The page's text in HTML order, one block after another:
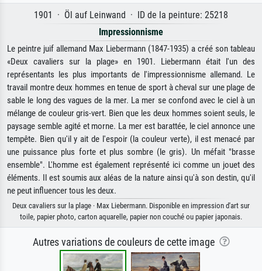
1901 · Öl auf Leinwand · ID de la peinture: 25218
Impressionnisme
Le peintre juif allemand Max Liebermann (1847-1935) a créé son tableau
«Deux cavaliers sur la plage» en 1901. Liebermann était l'un des
représentants les plus importants de l'impressionnisme allemand. Le
travail montre deux hommes en tenue de sport à cheval sur une plage de
sable le long des vagues de la mer. La mer se confond avec le ciel à un
mélange de couleur gris-vert. Bien que les deux hommes soient seuls, le
paysage semble agité et morne. La mer est barattée, le ciel annonce une
tempête. Bien qu'il y ait de l'espoir (la couleur verte), il est menacé par
une puissance plus forte et plus sombre (le gris). Un méfait "brasse
ensemble". L'homme est également représenté ici comme un jouet des
éléments. Il est soumis aux aléas de la nature ainsi qu'à son destin, qu'il
ne peut influencer tous les deux.
Deux cavaliers sur la plage · Max Liebermann. Disponible en impression d'art sur
toile, papier photo, carton aquarelle, papier non couché ou papier japonais.
Autres variations de couleurs de cette image